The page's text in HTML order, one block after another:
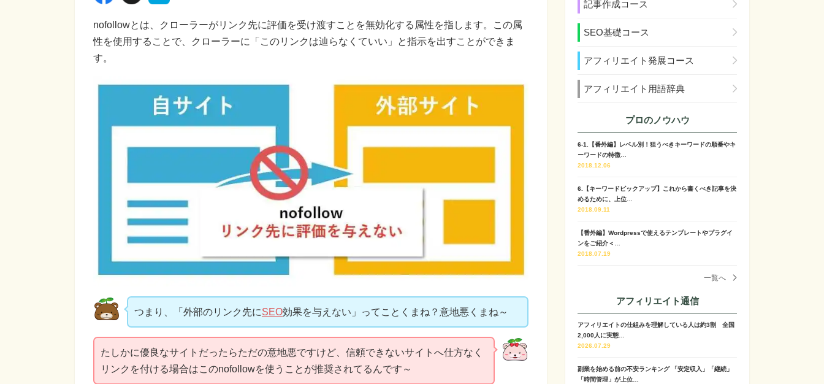
nofollowとは、クローラーがリンク先に評価を受け渡すことを無効化する属性を指します。この属
性を使用することで、クローラーに「このリンクは辿らなくていい」と指示を出すことができま
す。
つまり、「外部のリンク先にSEO効果を与えない」ってことくまね？意地悪くまね～
たしかに優良なサイトだったらただの意地悪ですけど、信頼できないサイトへ仕方なく
リンクを付ける場合はこのnofollowを使うことが推奨されてるんです～
記事作成コース
SEO基礎コース
アフィリエイト発展コース
アフィリエイト用語辞典
プロのノウハウ
6-1.【番外編】レベル別！狙うべきキーワードの順番やキ
ーワードの特徴…
2018.12.06
6.【キーワードピックアップ】これから書くべき記事を決
めるために、上位…
2018.09.11
【番外編】Wordpressで使えるテンプレートやプラグイ
ンをご紹介＜…
2018.07.19
一覧へ
アフィリエイト通信
アフィリエイトの仕組みを理解している人は約3割 全国
2,000人に実態…
2026.07.29
副業を始める前の不安ランキング 「安定収入」「継続」
「時間管理」が上位…